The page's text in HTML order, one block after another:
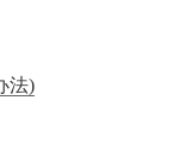
法)